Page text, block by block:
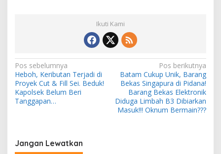
Ikuti Kami
N
a
v
i
a
s
Pos sebelumnya
Heboh, Keributan Terjadi di
Proyek Cut & Fill Sei. Beduk!
Kapolsek Belum Beri
Tanggapan…
Pos berikutnya
Batam Cukup Unik, Barang
Bekas Singapura di Pidana!
Barang Bekas Elektronik
Diduga Limbah B3 Dibiarkan
Masuk!!! Oknum Bermain???
Jangan Lewatkan